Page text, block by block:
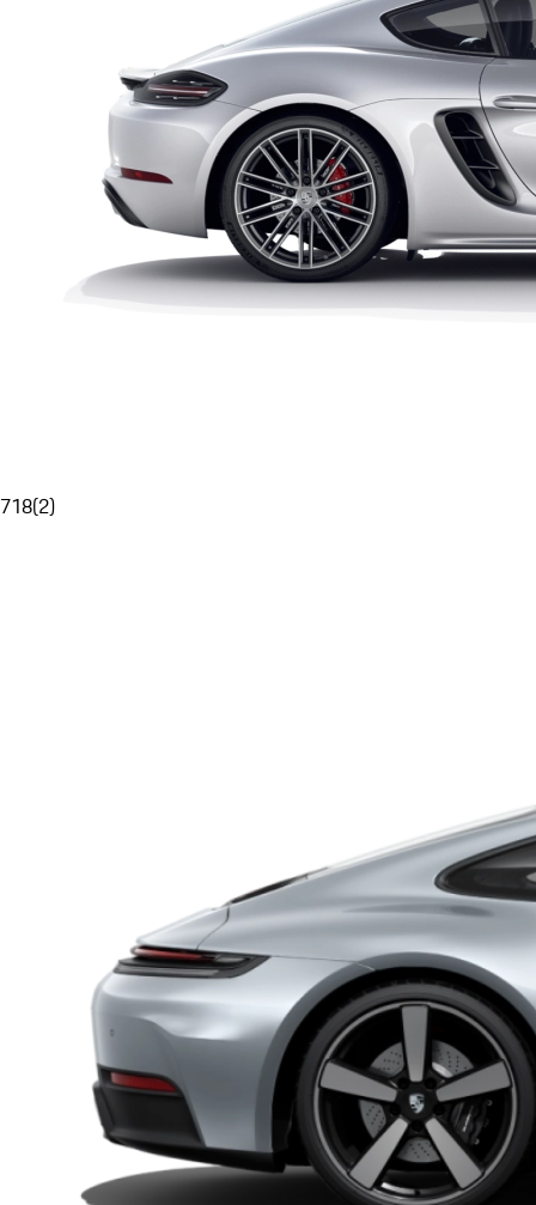
718(2)